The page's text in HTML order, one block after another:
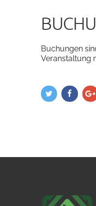
Buchungen
Veranstaltung